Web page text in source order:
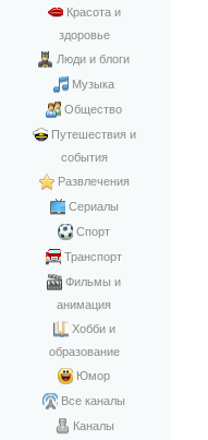
Красота и
здоровье
Люди и блоги
Музыка
Общество
Путешествия и
события
Развлечения
Сериалы
Спорт
Транспорт
Фильмы и
анимация
Хобби и
образование
Юмор
Все каналы
Каналы